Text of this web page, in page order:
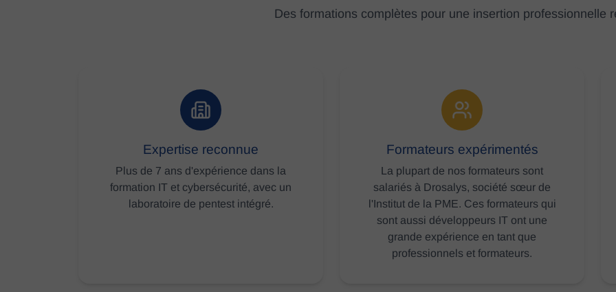
Des formations complètes pour une insertion professionnelle
Expertise reconnue
Plus de 7 ans d'expérience dans la
formation IT et cybersécurité, avec un
laboratoire de pentest intégré.
Formateurs expérimentés
La plupart de nos formateurs sont
salariés à Drosalys, société sœur de
l'Institut de la PME. Ces formateurs qui
sont aussi développeurs IT ont une
grande expérience en tant que
professionnels et formateurs.